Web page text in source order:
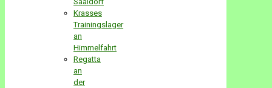
Krasses
Trainingslager
an
Himmelfahrt
Regatta
an
der